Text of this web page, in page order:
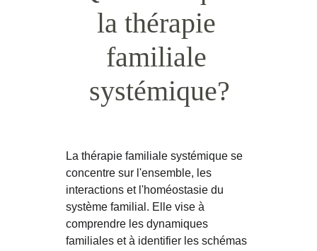
la thérapie
familiale
systémique?
La thérapie familiale systémique se
concentre sur l'ensemble, les
interactions et l'homéostasie du
système familial. Elle vise à
comprendre les dynamiques
familiales et à identifier les schémas